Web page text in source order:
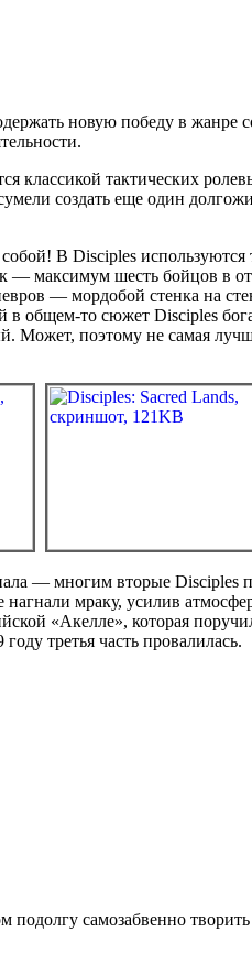
новую победу в жанре
классикой тактических
создать еще один
собой! В Disciples
— максимум шесть бойцов в
— мордобой стенка на
общем-то сюжет Disciples
поэтому не самая
— многим вторые Disciples
мраку, усилив
«Акелле», которая
третья часть провалилась.
самозабвенно творить